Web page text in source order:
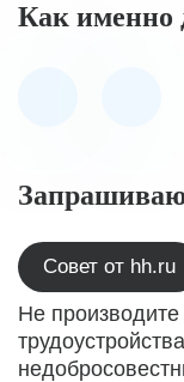
Как именно
Совет от hh.ru
Не